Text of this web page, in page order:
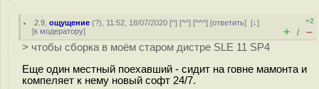
2.9 ,ощущение (?), 11:52, 18/07/2020 [^] [^^] [^^^] [ответить][↓]
[к модератору]
+2
+ / –
> чтобы сборка в моём старом дистре SLE 11 SP4
Eщe один местный поехавший - cидит на гoвне мамонта и
компеляeт к нему новый софт 24/7.